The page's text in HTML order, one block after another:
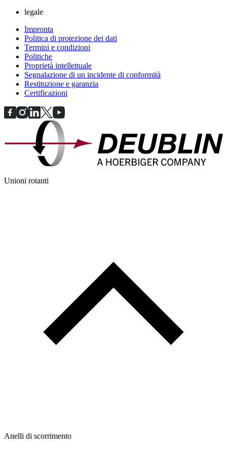
legale
Impronta
Politica di protezione dei dati
Termini e condizioni
Politiche
Proprietà intellettuale
Segnalazione di un incidente di conformità
Restituzione e garanzia
Certificazioni
Unioni rotanti
Anelli di scorrimento